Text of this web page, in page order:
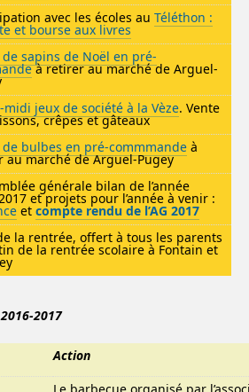
avec les écoles au Téléthon :
et bourse aux livres
de sapins de Noël en pré-
à retirer au marché de Arguel-
midi jeux de société à la Vèze. Vente
crêpes et gâteaux
de bulbes en pré-commmande à
au marché de Arguel-Pugey
générale bilan de l’année
et projets pour l’année à venir :
et compte rendu de l’AG 2017
la rentrée, offert à tous les parents
de la rentrée scolaire à Fontain et
2017
Action